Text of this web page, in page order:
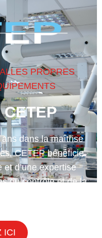
PROPRES
dans la maîtrise
CETEP bénéficie
et d’une expertise
du contrôle et de la
ICI